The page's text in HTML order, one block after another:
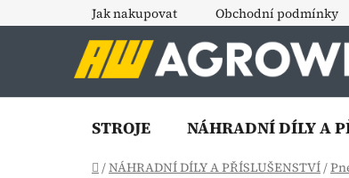
na
Jak nakupovat Obchodní podmínky
STROJE NÁHRADNÍ DÍLY A
Domů
/NÁHRADNÍ DÍLY A PŘÍSLUŠENSTVÍ/